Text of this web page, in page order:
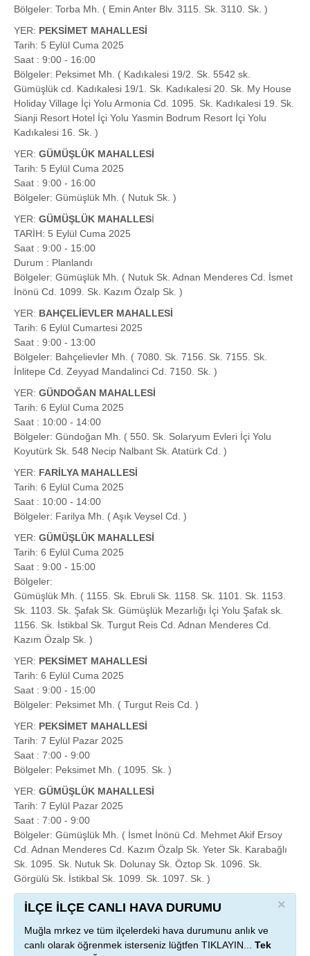
Bölgeler: Torba Mh. ( Emin Anter Blv. 3115. Sk. 3110. Sk. )
YER: PEKSİMET MAHALLESİ
Tarih: 5 Eylül Cuma 2025
Saat : 9:00 - 16:00
Bölgeler: Peksimet Mh. ( Kadıkalesi 19/2. Sk. 5542 sk.
Gümüşlük cd. Kadıkalesi 19/1. Sk. Kadıkalesi 20. Sk. My House
Holiday Village İçi Yolu Armonia Cd. 1095. Sk. Kadıkalesi 19. Sk.
Sianji Resort Hotel İçi Yolu Yasmin Bodrum Resort İçi Yolu
Kadıkalesi 16. Sk. )
YER: GÜMÜŞLÜK MAHALLESİ
Tarih: 5 Eylül Cuma 2025
Saat : 9:00 - 16:00
Bölgeler: Gümüşlük Mh. ( Nutuk Sk. )
YER: GÜMÜŞLÜK MAHALLESİ
TARİH: 5 Eylül Cuma 2025
Saat : 9:00 - 15:00
Durum : Planlandı
Bölgeler: Gümüşlük Mh. ( Nutuk Sk. Adnan Menderes Cd. İsmet
İnönü Cd. 1099. Sk. Kazım Özalp Sk. )
YER: BAHÇELİEVLER MAHALLESİ
Tarih: 6 Eylül Cumartesi 2025
Saat : 9:00 - 13:00
Bölgeler: Bahçelievler Mh. ( 7080. Sk. 7156. Sk. 7155. Sk.
İnlitepe Cd. Zeyyad Mandalinci Cd. 7150. Sk. )
YER: GÜNDOĞAN MAHALLESİ
Tarih: 6 Eylül Cuma 2025
Saat : 10:00 - 14:00
Bölgeler: Gündoğan Mh. ( 550. Sk. Solaryum Evleri İçi Yolu
Koyutürk Sk. 548 Necip Nalbant Sk. Atatürk Cd. )
YER: FARİLYA MAHALLESİ
Tarih: 6 Eylül Cuma 2025
Saat : 10:00 - 14:00
Bölgeler: Farilya Mh. ( Aşık Veysel Cd. )
YER: GÜMÜŞLÜK MAHALLESİ
Tarih: 6 Eylül Cuma 2025
Saat : 9:00 - 15:00
Bölgeler:
Gümüşlük Mh. ( 1155. Sk. Ebruli Sk. 1158. Sk. 1101. Sk. 1153.
Sk. 1103. Sk. Şafak Sk. Gümüşlük Mezarlığı İçi Yolu Şafak sk.
1156. Sk. İstikbal Sk. Turgut Reis Cd. Adnan Menderes Cd.
Kazım Özalp Sk. )
YER: PEKSİMET MAHALLESİ
Tarih: 6 Eylül Cuma 2025
Saat : 9:00 - 15:00
Bölgeler: Peksimet Mh. ( Turgut Reis Cd. )
YER: PEKSİMET MAHALLESİ
Tarih: 7 Eylül Pazar 2025
Saat : 7:00 - 9:00
Bölgeler: Peksimet Mh. ( 1095. Sk. )
YER: GÜMÜŞLÜK MAHALLESİ
Tarih: 7 Eylül Pazar 2025
Saat : 7:00 - 9:00
Bölgeler: Gümüşlük Mh. ( İsmet İnönü Cd. Mehmet Akif Ersoy
Cd. Adnan Menderes Cd. Kazım Özalp Sk. Yeter Sk. Karabağlı
Sk. 1095. Sk. Nutuk Sk. Dolunay Sk. Öztop Sk. 1096. Sk.
Görgülü Sk. İstikbal Sk. 1099. Sk. 1097. Sk. )
×
İLÇE İLÇE CANLI HAVA DURUMU
Muğla mrkez ve tüm ilçelerdeki hava durumunu anlık ve
canlı olarak öğrenmek isterseniz lüğtfen TIKLAYIN... Tek